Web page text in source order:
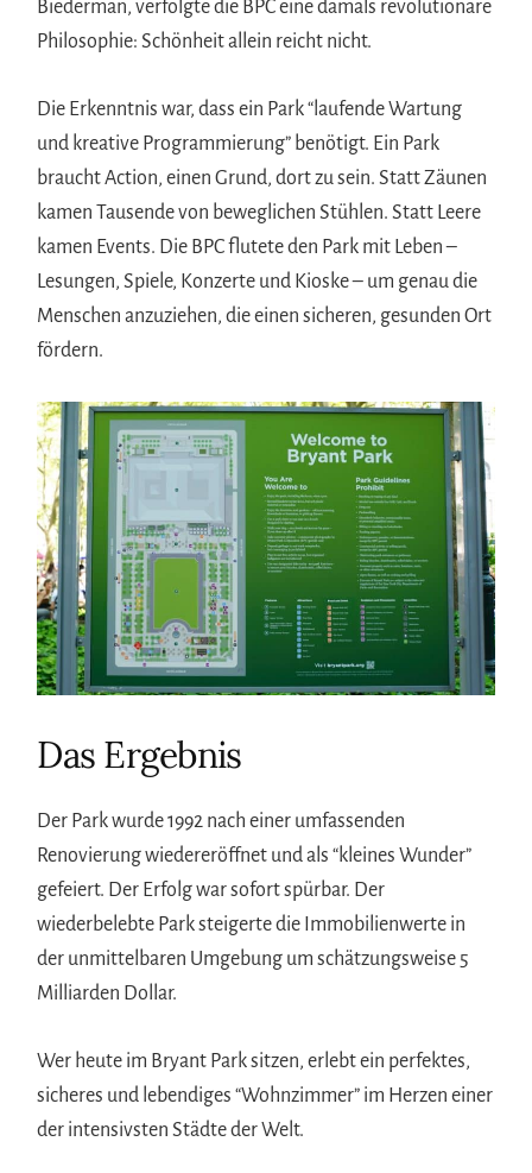
Biederman, verfolgte die BPC eine damals revolutionäre
Philosophie: Schönheit allein reicht nicht.
Die Erkenntnis war, dass ein Park “laufende Wartung
und kreative Programmierung” benötigt. Ein Park
braucht Action, einen Grund, dort zu sein. Statt Zäunen
kamen Tausende von beweglichen Stühlen. Statt Leere
kamen Events. Die BPC flutete den Park mit Leben –
Lesungen, Spiele, Konzerte und Kioske – um genau die
Menschen anzuziehen, die einen sicheren, gesunden Ort
fördern.
Das Ergebnis
Der Park wurde 1992 nach einer umfassenden
Renovierung wiedereröffnet und als “kleines Wunder”
gefeiert. Der Erfolg war sofort spürbar. Der
wiederbelebte Park steigerte die Immobilienwerte in
der unmittelbaren Umgebung um schätzungsweise 5
Milliarden Dollar.
Wer heute im Bryant Park sitzen, erlebt ein perfektes,
sicheres und lebendiges “Wohnzimmer” im Herzen einer
der intensivsten Städte der Welt.